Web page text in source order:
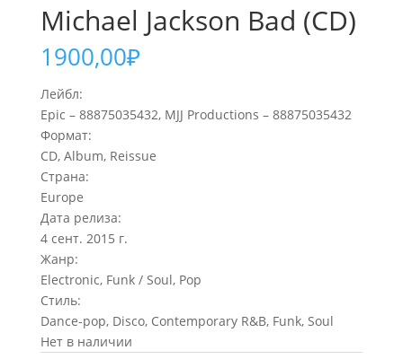
Michael Jackson Bad (CD)
1900,00₽
Лейбл:
Epic – 88875035432, MJJ Productions – 88875035432
Формат:
CD, Album, Reissue
Страна:
Europe
Дата релиза:
4 сент. 2015 г.
Жанр:
Electronic, Funk / Soul, Pop
Стиль:
Dance-pop, Disco, Contemporary R&B, Funk, Soul
Нет в наличии